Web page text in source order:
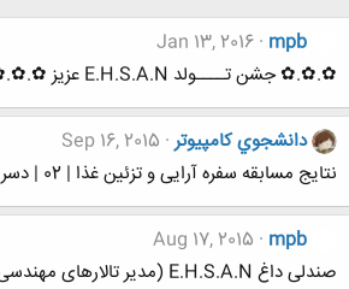
mpb
Jan 13, 2016
✿.✿.✿ جشن تــــولد E.H.S.A.N عزیز ✿.✿.✿
دانشجوي كامپيوتر Sep 16, 2015
نتایج مسابقه سفره آرایی و تزئین غذا | 02 | دسر سفره های افطاری
mpb
Aug 17, 2015
صندلی داغ E.H.S.A.N (مدیر تالارهای مهندسی معماری و هنـر)[IMG]